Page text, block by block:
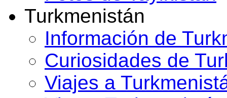
Turkmenistán
Información de
Curiosidades de
Viajes a